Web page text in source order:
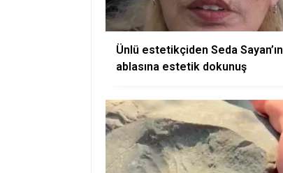
Ünlü estetikçiden Seda Sayan’ın
ablasına estetik dokunuş